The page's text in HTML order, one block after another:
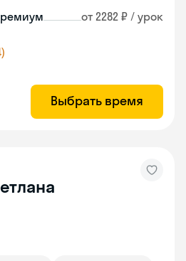
от 2282 ₽ / урок
Выбрать время